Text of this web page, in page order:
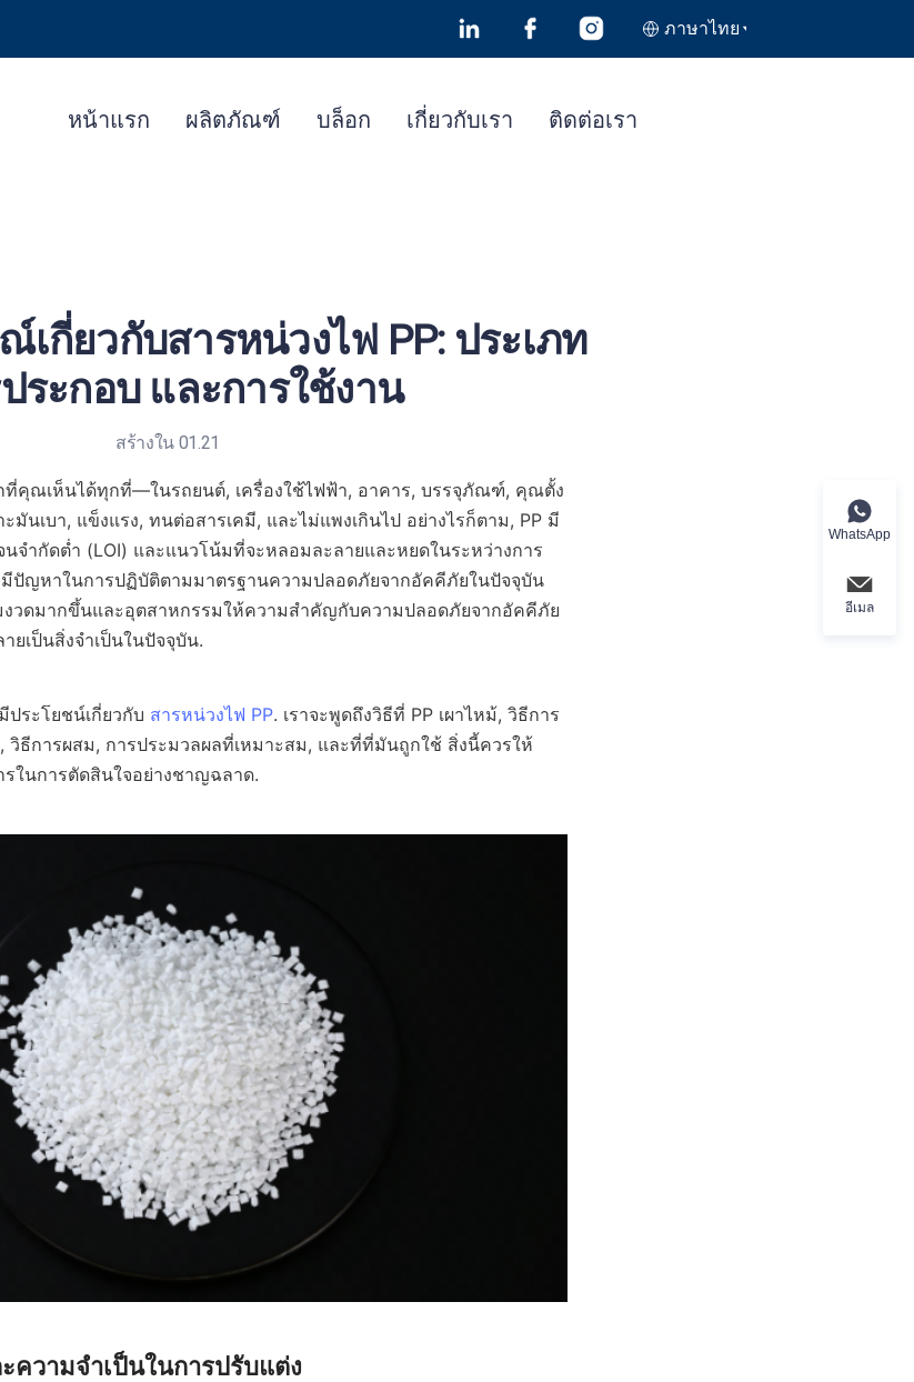
ภาษาไทย
หน้าแรก ผลิตภัณฑ์ บล็อก เกี่ยวกับเรา ติดต่อเรา
กี่ยวกับสารหน่วงไฟ PP: ประเภท
ระกอบ และการใช้งาน
สร้างใน 01.21
คุณเห็นได้ทุกที่—ในรถยนต์, เครื่องใช้ไฟฟ้า, อาคาร, บรรจุภัณฑ์, คุณตั้ง
มันเบา, แข็งแรง, ทนต่อสารเคมี, และไม่แพงเกินไป อย่างไรก็ตาม, PP มี
จำกัดต่ำ (LOI) และแนวโน้มที่จะหลอมละลายและหยดในระหว่างการ
มีปัญหาในการปฏิบัติตามมาตรฐานความปลอดภัยจากอัคคีภัยในปัจจุบัน
งวดมากขึ้นและอุตสาหกรรมให้ความสำคัญกับความปลอดภัยจากอัคคีภัย
ายเป็นสิ่งจำเป็นในปัจจุบัน.
ระโยชน์เกี่ยวกับ สารหน่วงไฟ PP. เราจะพูดถึงวิธีที่ PP เผาไหม้, วิธีการ
วิธีการผสม, การประมวลผลที่เหมาะสม, และที่ที่มันถูกใช้ สิ่งนี้ควรให้
ในการตัดสินใจอย่างชาญฉลาด.
ความจำเป็นในการปรับแต่ง
WhatsApp
อีเมล